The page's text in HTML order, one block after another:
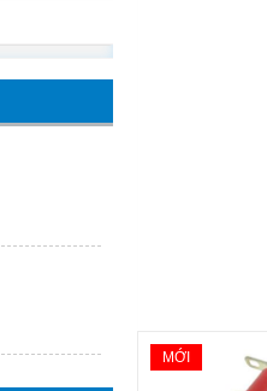
MỚI